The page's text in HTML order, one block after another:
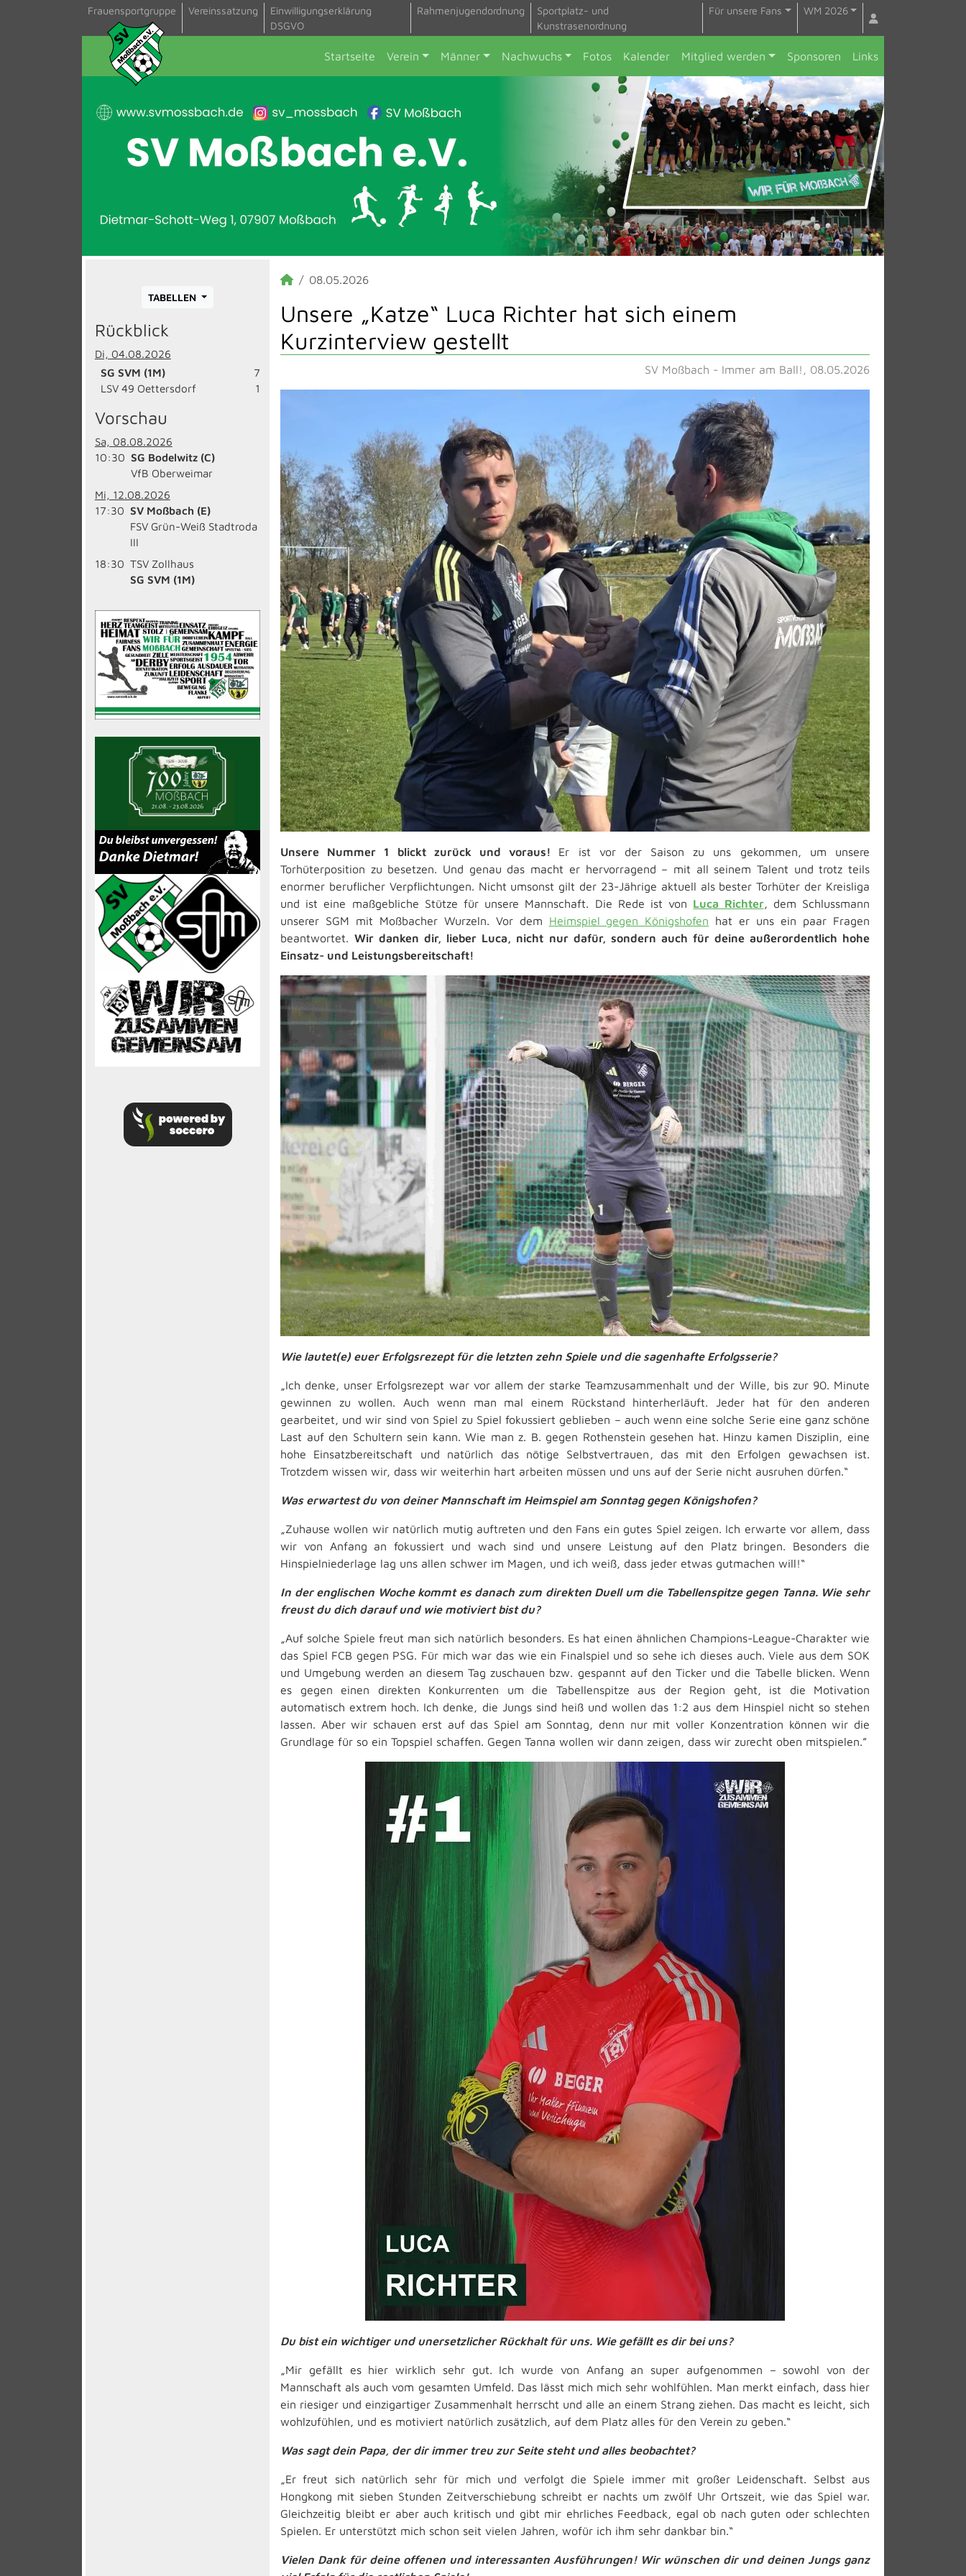
Frauensportgruppe Vereinssatzung
Einwilligungserklärung
DSGVO
Rahmenjugendordnung
Sportplatz- und
Kunstrasenordnung
Für unsere Fans WM 2026
Startseite Verein Männer Nachwuchs Fotos Kalender Mitglied werden Sponsoren Links
TABELLEN
Rückblick
Di, 04.08.2026
SG SVM (1M)
7
LSV 49 Oettersdorf
1
Vorschau
Sa, 08.08.2026
10:30 SG Bodelwitz (C)
VfB Oberweimar
Mi, 12.08.2026
17:30 SV Moßbach (E)
FSV Grün-Weiß Stadtroda
III
18:30 TSV Zollhaus
SG SVM (1M)
08.05.2026
Unsere „Katze“ Luca Richter hat sich einem
Kurzinterview gestellt
SV Moßbach - Immer am Ball!, 08.05.2026
Unsere Nummer 1 blickt zurück und voraus! Er ist vor der Saison zu uns gekommen, um unsere
Torhüterposition zu besetzen. Und genau das macht er hervorragend – mit all seinem Talent und trotz teils
enormer beruflicher Verpflichtungen. Nicht umsonst gilt der 23-Jährige aktuell als bester Torhüter der Kreisliga
und ist eine maßgebliche Stütze für unsere Mannschaft. Die Rede ist von Luca Richter, dem Schlussmann
unserer SGM mit Moßbacher Wurzeln. Vor dem Heimspiel gegen Königshofen hat er uns ein paar Fragen
beantwortet.Wir danken dir, lieber Luca, nicht nur dafür, sondern auch für deine außerordentlich hohe
Einsatz- und Leistungsbereitschaft!
Wie lautet(e) euer Erfolgsrezept für die letzten zehn Spiele und die sagenhafte Erfolgsserie?
„Ich denke, unser Erfolgsrezept war vor allem der starke Teamzusammenhalt und der Wille, bis zur 90. Minute
gewinnen zu wollen. Auch wenn man mal einem Rückstand hinterherläuft. Jeder hat für den anderen
gearbeitet, und wir sind von Spiel zu Spiel fokussiert geblieben – auch wenn eine solche Serie eine ganz schöne
Last auf den Schultern sein kann. Wie man z. B. gegen Rothenstein gesehen hat. Hinzu kamen Disziplin, eine
hohe Einsatzbereitschaft und natürlich das nötige Selbstvertrauen, das mit den Erfolgen gewachsen ist.
Trotzdem wissen wir, dass wir weiterhin hart arbeiten müssen und uns auf der Serie nicht ausruhen dürfen.“
Was erwartest du von deiner Mannschaft im Heimspiel am Sonntag gegen Königshofen?
„Zuhause wollen wir natürlich mutig auftreten und den Fans ein gutes Spiel zeigen. Ich erwarte vor allem, dass
wir von Anfang an fokussiert und wach sind und unsere Leistung auf den Platz bringen. Besonders die
Hinspielniederlage lag uns allen schwer im Magen, und ich weiß, dass jeder etwas gutmachen will!“
In der englischen Woche kommt es danach zum direkten Duell um die Tabellenspitze gegen Tanna. Wie sehr
freust du dich darauf und wie motiviert bist du?
„Auf solche Spiele freut man sich natürlich besonders. Es hat einen ähnlichen Champions-League-Charakter wie
das Spiel FCB gegen PSG. Für mich war das wie ein Finalspiel und so sehe ich dieses auch. Viele aus dem SOK
und Umgebung werden an diesem Tag zuschauen bzw. gespannt auf den Ticker und die Tabelle blicken. Wenn
es gegen einen direkten Konkurrenten um die Tabellenspitze aus der Region geht, ist die Motivation
automatisch extrem hoch. Ich denke, die Jungs sind heiß und wollen das 1:2 aus dem Hinspiel nicht so stehen
lassen. Aber wir schauen erst auf das Spiel am Sonntag, denn nur mit voller Konzentration können wir die
Grundlage für so ein Topspiel schaffen. Gegen Tanna wollen wir dann zeigen, dass wir zurecht oben mitspielen.”
Du bist ein wichtiger und unersetzlicher Rückhalt für uns. Wie gefällt es dir bei uns?
„Mir gefällt es hier wirklich sehr gut. Ich wurde von Anfang an super aufgenommen – sowohl von der
Mannschaft als auch vom gesamten Umfeld. Das lässt mich mich sehr wohlfühlen. Man merkt einfach, dass hier
ein riesiger und einzigartiger Zusammenhalt herrscht und alle an einem Strang ziehen. Das macht es leicht, sich
wohlzufühlen, und es motiviert natürlich zusätzlich, auf dem Platz alles für den Verein zu geben.“
Was sagt dein Papa, der dir immer treu zur Seite steht und alles beobachtet?
„Er freut sich natürlich sehr für mich und verfolgt die Spiele immer mit großer Leidenschaft. Selbst aus
Hongkong mit sieben Stunden Zeitverschiebung schreibt er nachts um zwölf Uhr Ortszeit, wie das Spiel war.
Gleichzeitig bleibt er aber auch kritisch und gibt mir ehrliches Feedback, egal ob nach guten oder schlechten
Spielen. Er unterstützt mich schon seit vielen Jahren, wofür ich ihm sehr dankbar bin.“
Vielen Dank für deine offenen und interessanten Ausführungen! Wir wünschen dir und deinen Jungs ganz